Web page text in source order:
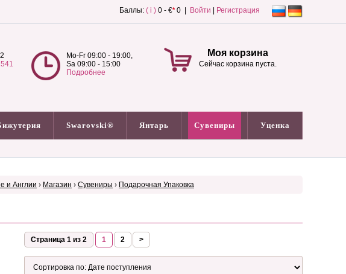
Баллы: ( i ) 0 - €*0 | Войти Регистрация
Mo-Fr 09:00 - 19:00,
Sa 09:00 - 15:00
Подробнее
Моя корзина
Сейчас корзина пуста.
Swarovski® Янтарь Сувениры Уценка
и Англии › Магазин › Сувениры › Подарочная Упаковка
Страница 1 из 2 1 2 >